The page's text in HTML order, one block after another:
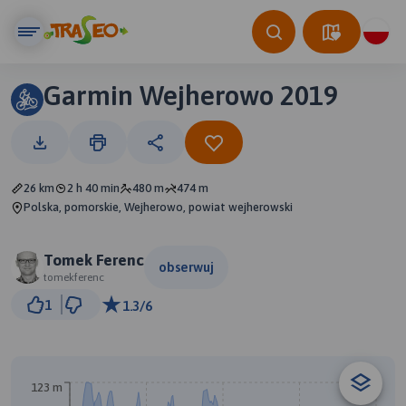
Garmin Wejherowo 2019
26 km 2 h 40 min 480 m
474 m
Polska, pomorskie, Wejherowo, powiat wejherowski
Tomek Ferenc
tomekferenc
obserwuj
1 1.3/6
123 m